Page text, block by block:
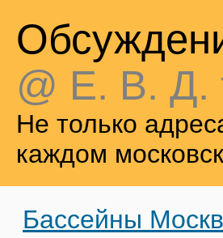
@ Е. В. Д.
Не только
каждом
Бассейны